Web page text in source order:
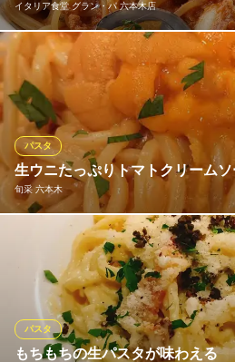
フィオレンティーナ
種類豊富なイタリアン
地下鉄日比谷線六本木駅 徒歩4分
東京都港区六本木6-10-3 1F
イタリア食堂 グラン・パ 六本木店
当店の主役である『生パスタ』。こ
れる方も多いほど。アルデンテに茹
り、弾力あるモッチモチ食感が最大
わいが溶け出たシェフ特製ソースが
手放せなくなること必至です！
イタリア食堂 グラン・パ 六本木
個室/貸切/飲放題
地下鉄南北線六本木一丁目駅1番出
東京都港区六本木3-1-1 1F104
生ウニたっぷりトマトクリームソ
旬采 六本木
パスタ
黒板のお勧めお料理！イタリア産ポル
ぶっかけペペロンチーノ・定番メニ
生うにたっぷりトマトクリーム平打ち
中心です。イタリア産の希少性の高い
国産のものをソースに合わせて使い分
※こちらは夜のみのこだわりです。
もちもちの生パスタが味わえる
パスタ